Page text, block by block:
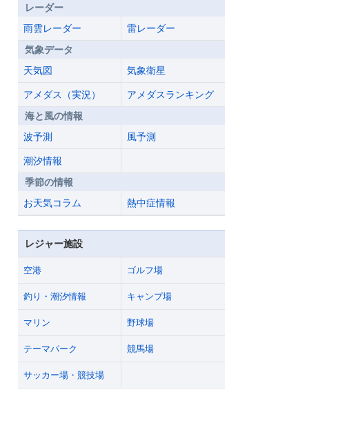
レーダー
雨雲レーダー
雷レーダー
気象データ
天気図
気象衛星
アメダス（実況）
アメダスランキング
海と風の情報
波予測
風予測
潮汐情報
季節の情報
お天気コラム
熱中症情報
レジャー施設
空港 ゴルフ場
釣り・潮汐情報 キャンプ場
マリン 野球場
テーマパーク 競馬場
サッカー場・競技場